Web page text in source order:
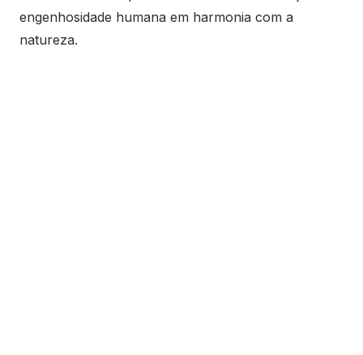
engenhosidade humana em harmonia com a
natureza.